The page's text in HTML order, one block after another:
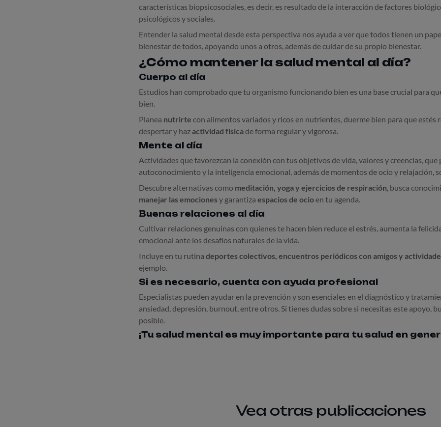
características biopsicosociales, es decir, es resultado de la interacción de factores
psicológicos y sociales.
Entender la salud mental desde esta perspectiva nos ayuda a ver que todos tienen un
bienestar de todos, apoyando unos a otros, además de cuidar de su propio bienestar.
¿Cómo mantener la salud mental al día?
Cuerpo al día
Estudios han comprobado que tu organismo funcionando bien es una base crucial para
bien.
Planea nutrirte con alimentos variados y ricos en nutrientes, duerme bien para que estés
despertar y haz actividad físicade forma regular y vigorosa.
Mente al día
Actividades que favorezcan la conexión con tus objetivos de vida, valores y creencias, que
autoconocimiento y la inteligencia emocional, además de momentos de ocio y relajación,
Descubre alternativas como meditación, yoga y ejercicios de respiración , busca
manejar las emocionesy garantiza espacios de ocioen tu agenda.
Buenas relaciones al día
Cultivar relaciones genuinas con quienes te hacen bien reduce el estrés, aumenta la
emocional ante los desafíos naturales de la vida.
Incluye en tu rutina deportes colectivos, encuentros periódicos con amigos y
ejemplo.
Si es necesario, cuenta con ayuda profesional
Especialistas pueden ayudar en la prevención y son esenciales en el diagnóstico y
ansiedad, depresión, burnout, entre otros. Si tienes dudas sobre si necesitas este apoyo,
posible.
¡Tu salud mental es muy importante para tu salud en
Vea otras publicaciones